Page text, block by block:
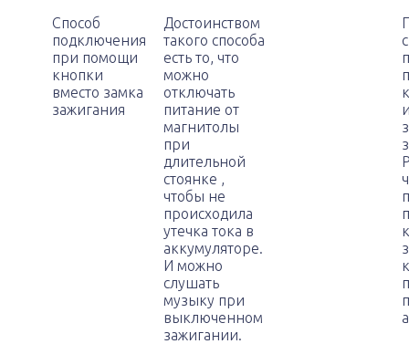
Способ
подключения
при помощи
кнопки
вместо замка
зажигания
Достоинством
такого способа
есть то, что
можно
отключать
питание от
магнитолы
при
длительной
стоянке ,
чтобы не
происходила
утечка тока в
аккумуляторе.
И можно
слушать
музыку при
выключенном
зажигании.